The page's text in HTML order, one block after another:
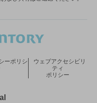
ーポリシ
ウェブアクセシビリ
ティ
ポリシー
新しいウィンドウで開く